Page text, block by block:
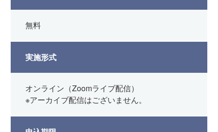
無料
実施形式
オンライン（Zoomライブ配信）
※アーカイブ配信はございません。